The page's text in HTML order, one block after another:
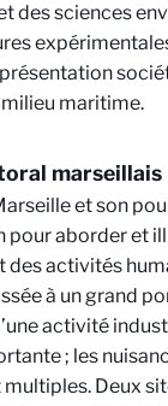
des sciences
maritime.
marseillais
et son
pour aborder et
des activités
à un grand
activité
; les
Deux